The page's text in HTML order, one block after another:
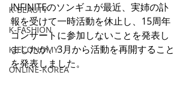
K-BEAUTY
K-FASHION
K-ECONOMY
ONLINE-KOREA
INFINITEのソンギュが最近、実姉の訃
報を受けて一時活動を休止し、15周年
コンサートに参加しないことを発表し
ましたが、3月から活動を再開すること
を発表しました。